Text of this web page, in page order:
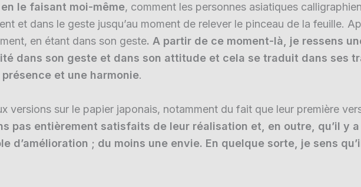
le faisant moi-même, comment les personnes asiatiques
et dans le geste jusqu’au moment de relever le pinceau de la feuille.
en étant dans son geste. A partir de ce moment-là, je ressens
dans son geste et dans son attitude et cela se traduit dans ses
et une harmonie.
versions sur le papier japonais, notamment du fait que leur première
pas entièrement satisfaits de leur réalisation et, en outre, qu’il y
d’amélioration ; du moins une envie. En quelque sorte, je sens